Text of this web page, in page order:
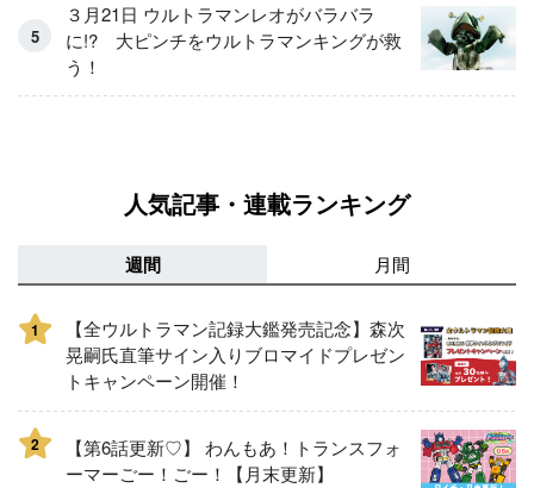
３月21日 ウルトラマンレオがバラバラ
に!? 大ピンチをウルトラマンキングが救
う！
人気記事・連載ランキング
週間 月間
1
【全ウルトラマン記録大鑑発売記念】森次
晃嗣氏直筆サイン入りブロマイドプレゼン
トキャンペーン開催！
2
【第6話更新♡】 わんもあ！トランスフォ
ーマーごー！ごー！【月末更新】